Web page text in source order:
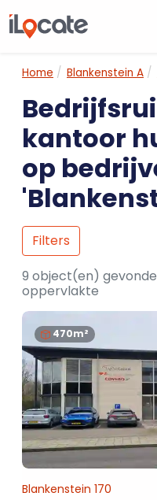
Home Blankenstein A
kantoor
op
Filters
9 object(en)
oppervlakte
470m²
Blankenstein 170